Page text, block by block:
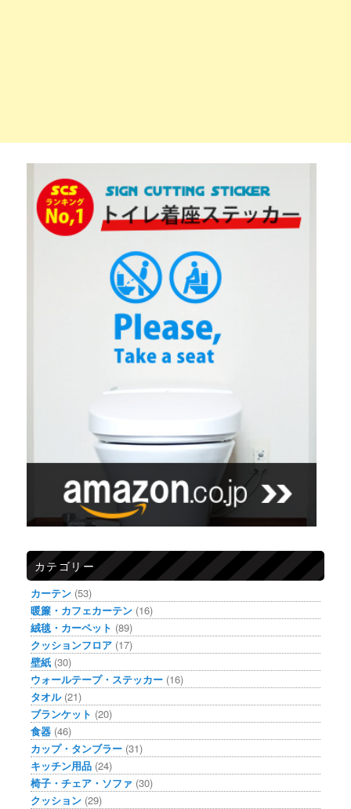
カテゴリー
カーテン (53)
暖簾・カフェカーテン (16)
絨毯・カーペット (89)
クッションフロア (17)
壁紙 (30)
ウォールテープ・ステッカー (16)
タオル(21)
ブランケット (20)
食器 (46)
カップ・タンブラー (31)
キッチン用品 (24)
椅子・チェア・ソファ (30)
クッション (29)